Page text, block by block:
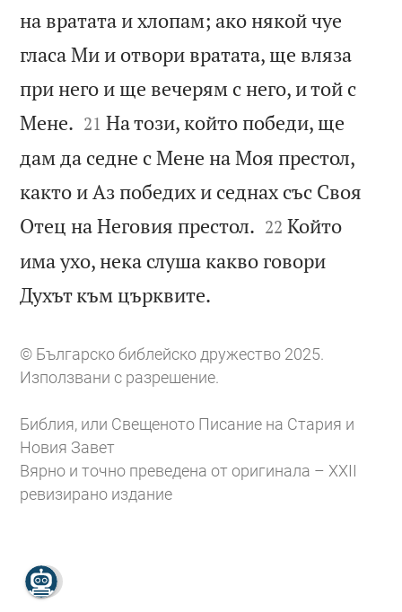
на вратата и хлопам; ако някой чуе
гласа Ми и отвори вратата, ще вляза
при него и ще вечерям с него, и той с
Мене. 

21 На този, който победи, ще
дам да седне с Мене на Моя престол,
както и Аз победих и седнах със Своя
Отец на Неговия престол. 

22 Който
има ухо, нека слуша какво говори
Духът към църквите.
© Българско библейско дружество 2025.
Използвани с разрешение.
Библия, или Свещеното Писание на Стария и
Новия Завет
Вярно и точно преведена от оригинала – XXII
ревизирано издание